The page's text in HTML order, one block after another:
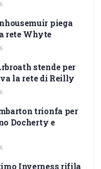
piega
rete Whyte
stende per
la rete di Reilly
trionfa per
Docherty e
Inverness rifila